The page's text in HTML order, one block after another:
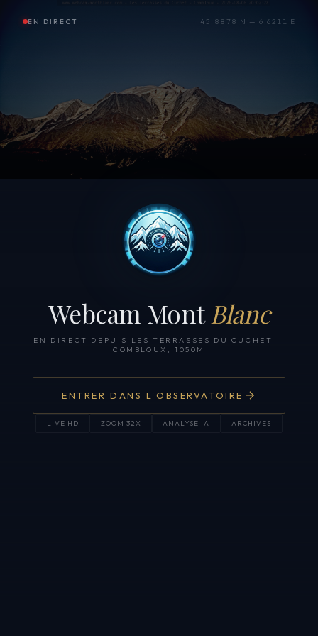
EN DIRECT 45.8878 N — 6.6211 E
Webcam Mont Blanc
EN DIRECT DEPUIS LES TERRASSES DU CUCHET —
COMBLOUX, 1050M
ENTRER DANS L'OBSERVATOIRE
LIVE HD ZOOM 32X ANALYSE IA ARCHIVES